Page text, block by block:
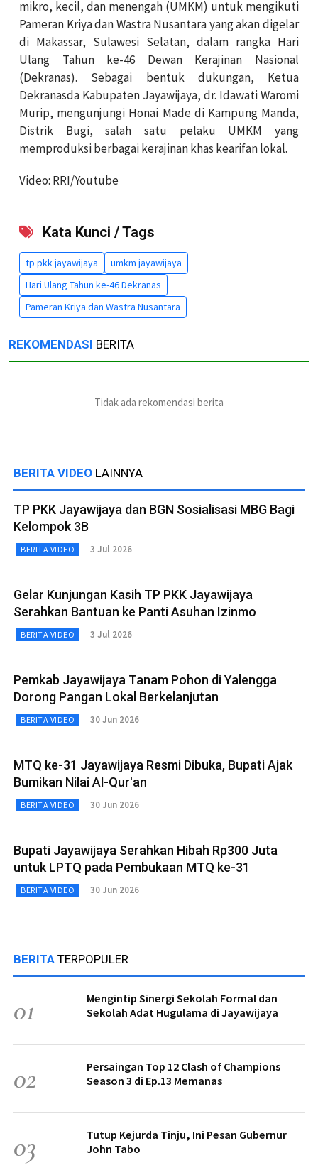
mikro, kecil, dan menengah (UMKM) untuk mengikuti
Pameran Kriya dan Wastra Nusantara yang akan digelar
di Makassar, Sulawesi Selatan, dalam rangka Hari
Ulang Tahun ke-46 Dewan Kerajinan Nasional
(Dekranas). Sebagai bentuk dukungan, Ketua
Dekranasda Kabupaten Jayawijaya, dr. Idawati Waromi
Murip, mengunjungi Honai Made di Kampung Manda,
Distrik Bugi, salah satu pelaku UMKM yang
memproduksi berbagai kerajinan khas kearifan lokal.
Video: RRI/Youtube
Kata Kunci / Tags
tp pkk jayawijaya
umkm jayawijaya
Hari Ulang Tahun ke-46 Dekranas
Pameran Kriya dan Wastra Nusantara
REKOMENDASI BERITA
Tidak ada rekomendasi berita
BERITA VIDEO LAINNYA
TP PKK Jayawijaya dan BGN Sosialisasi MBG Bagi
Kelompok 3B
BERITA VIDEO 3 Jul 2026
Gelar Kunjungan Kasih TP PKK Jayawijaya
Serahkan Bantuan ke Panti Asuhan Izinmo
BERITA VIDEO 3 Jul 2026
Pemkab Jayawijaya Tanam Pohon di Yalengga
Dorong Pangan Lokal Berkelanjutan
BERITA VIDEO 30 Jun 2026
MTQ ke-31 Jayawijaya Resmi Dibuka, Bupati Ajak
Bumikan Nilai Al-Qur'an
BERITA VIDEO 30 Jun 2026
Bupati Jayawijaya Serahkan Hibah Rp300 Juta
untuk LPTQ pada Pembukaan MTQ ke-31
BERITA VIDEO 30 Jun 2026
BERITA TERPOPULER
01
Mengintip Sinergi Sekolah Formal dan
Sekolah Adat Hugulama di Jayawijaya
02
Persaingan Top 12 Clash of Champions
Season 3 di Ep.13 Memanas
03
Tutup Kejurda Tinju, Ini Pesan Gubernur
John Tabo